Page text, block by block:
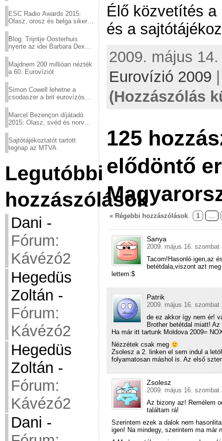
ESC Radio Awards 2015:
Olasz, orosz és belga siker,
Blog: Trijntje Oosterhuis
nyerte az idei Barbara Dex
Majdnem 200 millióan nézték
a 60. Eurovíziót
Simon Cowell lehetne a
csodaszer a brit eurovízós
Marcel Bezençon díjátadó
2015: Olasz, svéd és norvég
Sajtótájékoztatót tartott
tegnap az MTVA
Legutóbbi
hozzászólások
Dani -
Fórum:
Kávézó2
Hegedüs
Zoltán -
Fórum:
Kávézó2
Hegedüs
Zoltán -
Fórum:
Kávézó2
Dani -
Élő közvetítés a
és a
2009. május
Eurovízió 2009
(Hozzászólás
125
elődöntő
« Régebbi hozzászólások 1 …
Sanya
2009. május 16. szombat
Tacom!Hasonló igen,az
betétdala,viszont azt
lettem:$
Patrik
2009. május 16. szombat
de ez akkor így nem ér!
Brother betétdal miatt!
Ha már itt tartunk Moldova 2009=
Nézzétek csak meg
Zsolesz a 2. linken el sem indul a
folyamatosan máshol is. Az első
Zsolesz
2009. május 16. szombat
Az bizony az! Remélem
találtam rá!
Szerintem ezek a dalok nem
igen! Na mindegy, szerintem ma már